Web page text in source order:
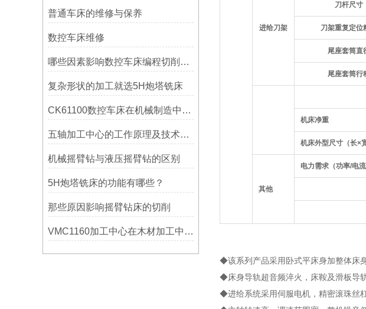
普通车床的维修与保养
数控车床维修
哪些因素影响数控车床编程切削量？
复杂形状的加工就选5H炮塔铣床
CK61100数控车床在机械制造中的实际表现
五轴加工中心的工作原理及技术优势
机械摇臂钻与液压摇臂钻的区别
5H炮塔铣床的功能有哪些？
那些原因影响摇臂钻床的切削
VMC1160加工中心在木材加工中的应用
进给刀架
刀杆尺寸
刀架重复定位
尾座套筒直
尾座套筒行
机床净重
机床外型尺寸（长×
其他
电力需求（功率/电
◆该系列产品采用卧式平床身加整体床
◆床身导轨超音频淬火，床鞍及滑板导
◆进给系统采用伺服电机，精密滚珠丝